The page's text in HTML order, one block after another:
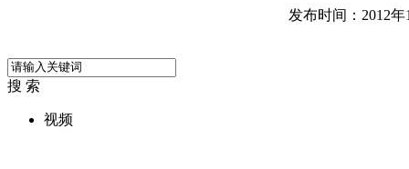
发布时间：2012年
搜 索
视频